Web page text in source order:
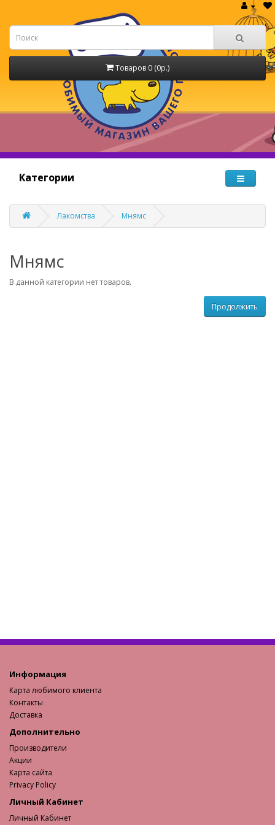
Товаров 0 (0р.)
Категории
Лакомства Мнямс
Мнямс
В данной категории нет товаров.
Продолжить
Информация
Карта любимого клиента
Контакты
Доставка
Дополнительно
Производители
Акции
Карта сайта
Privacy Policy
Личный Кабинет
Личный Кабинет